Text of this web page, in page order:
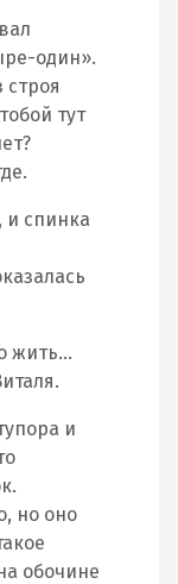
один».
тут
и спинка
жить…
и
но оно
обочине